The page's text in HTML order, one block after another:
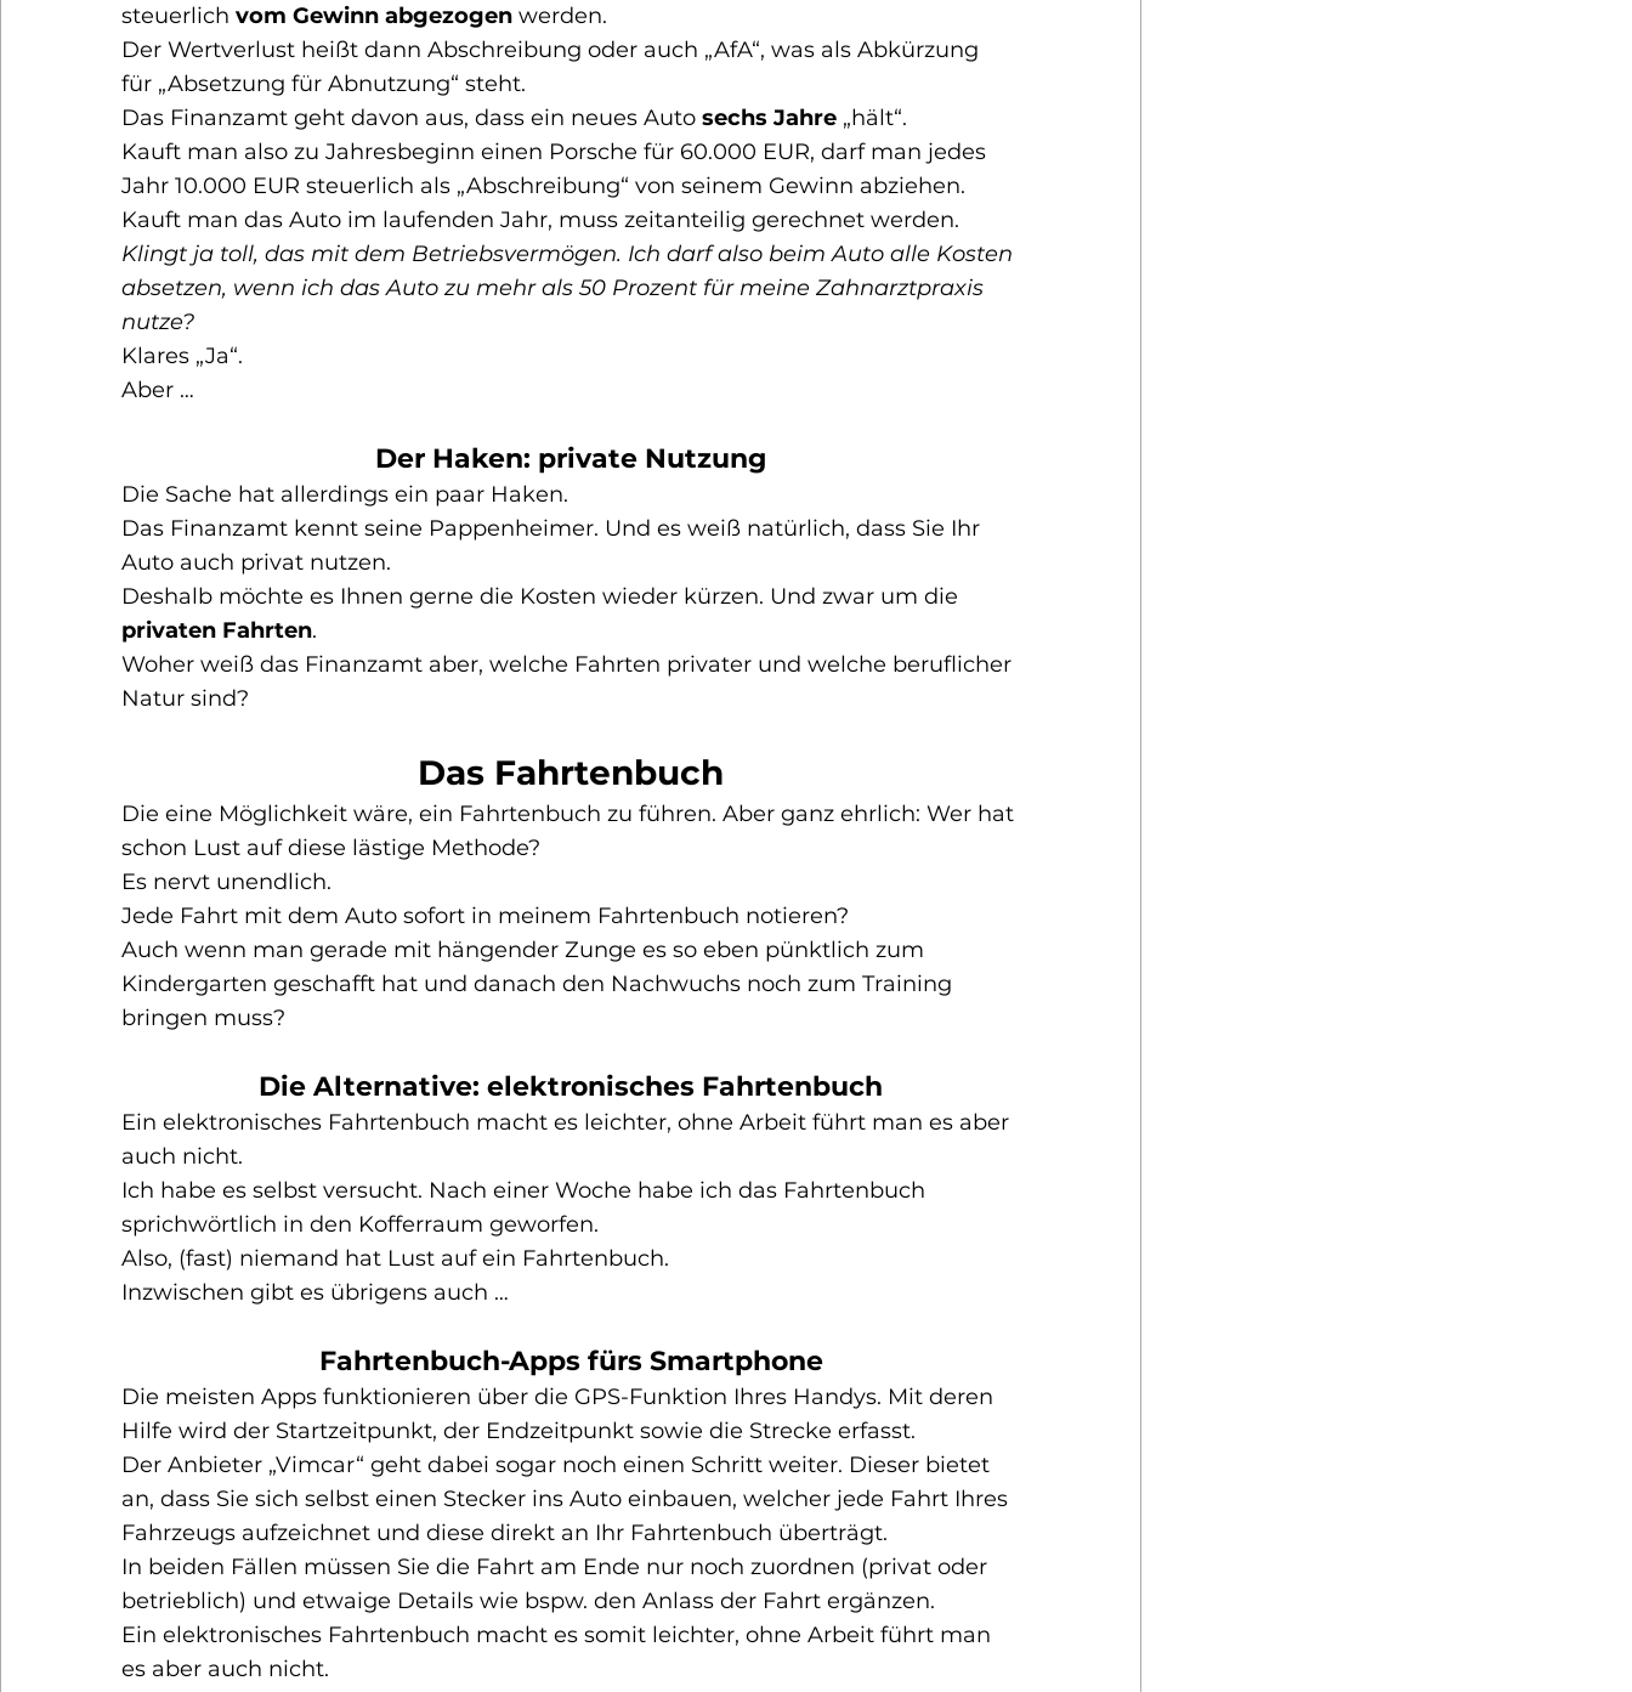
steuerlich vom Gewinn abgezogen werden.
Der Wertverlust heißt dann Abschreibung oder auch „AfA“, was als Abkürzung
für „Absetzung für Abnutzung“ steht.
Das Finanzamt geht davon aus, dass ein neues Auto sechs Jahre „hält“.
Kauft man also zu Jahresbeginn einen Porsche für 60.000 EUR, darf man jedes
Jahr 10.000 EUR steuerlich als „Abschreibung“ von seinem Gewinn abziehen.
Kauft man das Auto im laufenden Jahr, muss zeitanteilig gerechnet werden.
Klingt ja toll, das mit dem Betriebsvermögen. Ich darf also beim Auto alle Kosten
absetzen, wenn ich das Auto zu mehr als 50 Prozent für meine Zahnarztpraxis
nutze?
Klares „Ja“.
Aber …
Der Haken: private Nutzung
Die Sache hat allerdings ein paar Haken.
Das Finanzamt kennt seine Pappenheimer. Und es weiß natürlich, dass Sie Ihr
Auto auch privat nutzen.
Deshalb möchte es Ihnen gerne die Kosten wieder kürzen. Und zwar um die
privaten Fahrten.
Woher weiß das Finanzamt aber, welche Fahrten privater und welche beruflicher
Natur sind?
Das Fahrtenbuch
Die eine Möglichkeit wäre, ein Fahrtenbuch zu führen. Aber ganz ehrlich: Wer hat
schon Lust auf diese lästige Methode?
Es nervt unendlich.
Jede Fahrt mit dem Auto sofort in meinem Fahrtenbuch notieren?
Auch wenn man gerade mit hängender Zunge es so eben pünktlich zum
Kindergarten geschafft hat und danach den Nachwuchs noch zum Training
bringen muss?
Die Alternative: elektronisches Fahrtenbuch
Ein elektronisches Fahrtenbuch macht es leichter, ohne Arbeit führt man es aber
auch nicht.
Ich habe es selbst versucht. Nach einer Woche habe ich das Fahrtenbuch
sprichwörtlich in den Kofferraum geworfen.
Also, (fast) niemand hat Lust auf ein Fahrtenbuch.
Inzwischen gibt es übrigens auch …
Fahrtenbuch-Apps fürs Smartphone
Die meisten Apps funktionieren über die GPS-Funktion Ihres Handys. Mit deren
Hilfe wird der Startzeitpunkt, der Endzeitpunkt sowie die Strecke erfasst.
Der Anbieter „Vimcar“ geht dabei sogar noch einen Schritt weiter. Dieser bietet
an, dass Sie sich selbst einen Stecker ins Auto einbauen, welcher jede Fahrt Ihres
Fahrzeugs aufzeichnet und diese direkt an Ihr Fahrtenbuch überträgt.
In beiden Fällen müssen Sie die Fahrt am Ende nur noch zuordnen (privat oder
betrieblich) und etwaige Details wie bspw. den Anlass der Fahrt ergänzen.
Ein elektronisches Fahrtenbuch macht es somit leichter, ohne Arbeit führt man
es aber auch nicht.